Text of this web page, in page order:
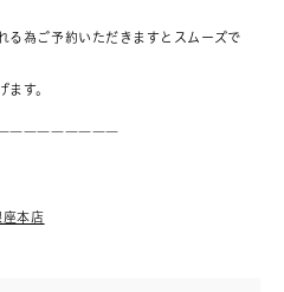
る為ご予約いただきますとスムーズで
ます。
座本店